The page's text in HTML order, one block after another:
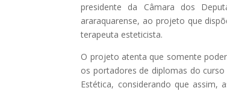
presidente da Câmara dos
araraquarense, ao projeto que
terapeuta esteticista.
O projeto atenta que somente
os portadores de diplomas do
Estética, considerando que assim,